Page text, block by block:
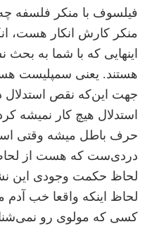
فیلسوف با منکر فلسفه
منکر کارش انکار هست،
اینهایی که با شما به
هستند. یعنی سمپلیست
جهت این‌که نقص استدلال
استدلال هیچ کار نمیشه
حرف باطل میشه وقتی
دردی‌ست که هست از لحاظ
لحاظ حکمت وجودی این
لحاظ اینکه واقعا خب
کسی که مولوی رو